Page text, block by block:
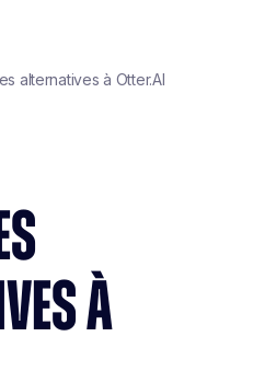
alternatives à Otter.AI
À